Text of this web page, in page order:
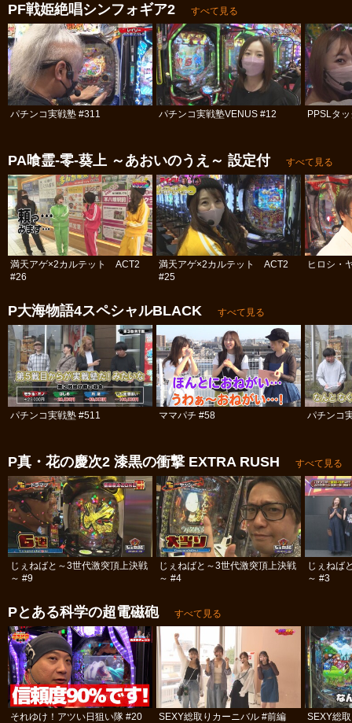
PF戦姫絶唱シンフォギア2 すべて見る
パチンコ実戦塾 #311 パチンコ実戦塾VENUS #12 PPSLタ
PA喰霊‐零‐葵上 ～あおいのうえ～ 設定付 すべて見る
満天アゲ×2カルテット ACT2
#26
満天アゲ×2カルテット ACT2
#25
ヒロシ・
P大海物語4スペシャルBLACK すべて見る
パチンコ実戦塾 #511 ママパチ #58 パチンコ
P真・花の慶次2 漆黒の衝撃 EXTRA RUSH すべて見る
じぇねばと～3世代激突頂上決戦
～ #9
じぇねばと～3世代激突頂上決戦
～ #4
じぇねば
～ #3
Pとある科学の超電磁砲 すべて見る
それゆけ！アツい日狙い隊 #20 SEXY総取りカーニバル #前編 SEXY総